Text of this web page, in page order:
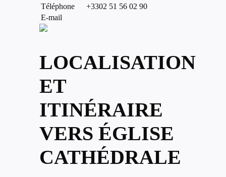
Téléphone
+3302 51 56 02 90
E-mail
LOCALISATION
ET
ITINÉRAIRE
VERS ÉGLISE
CATHÉDRALE